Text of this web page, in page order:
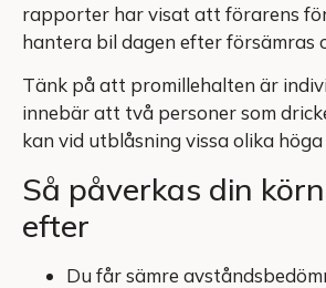
rapporter har visat att förarens
hantera bil dagen efter försämras
Tänk på att promillehalten är
innebär att två personer som
kan vid utblåsning vissa olika
Så påverkas din
efter
Du får sämre